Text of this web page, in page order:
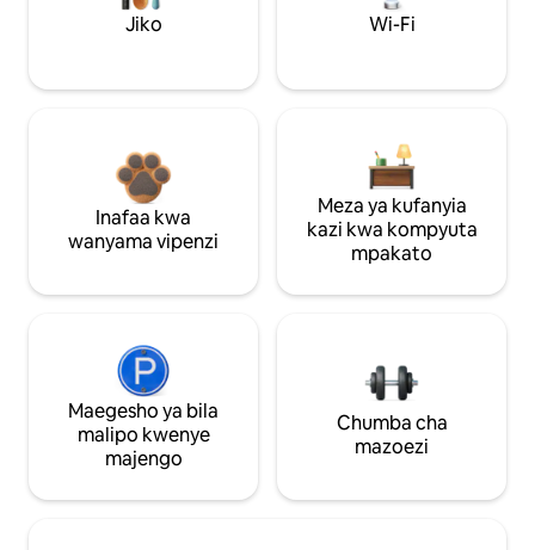
Jiko Wi-Fi
Inafaa kwa
wanyama vipenzi
Meza ya kufanyia
kazi kwa kompyuta
mpakato
Maegesho ya bila
malipo kwenye
majengo
Chumba cha
mazoezi